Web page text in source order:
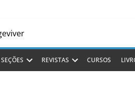
SEÇÕES REVISTAS CURSOS